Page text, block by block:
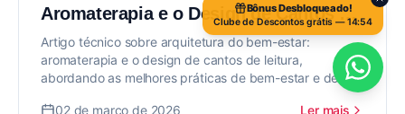
Bônus Desbloqueado!
Clube de Descontos grátis —14:52
Aromaterapia e o Design de Cantos de
Leitura
Artigo técnico sobre arquitetura do bem-estar:
aromaterapia e o design de cantos de leitura,
abordando as melhores práticas de bem-estar e design
02 de março de 2026
Ler mais